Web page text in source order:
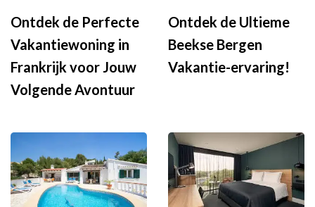
Ontdek de Perfecte
Vakantiewoning in
Frankrijk voor Jouw
Volgende Avontuur
Ontdek de Ultieme
Beekse Bergen
Vakantie-ervaring!